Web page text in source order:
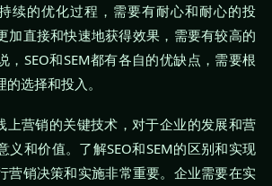
续的优化过程，需要有耐心和耐心的投
加直接和快速地获得效果，需要有较高的
，SEO和SEM都有各自的优缺点，需要根
选择和投入。
上营销的关键技术，对于企业的发展和营
义和价值。了解SEO和SEM的区别和实现
营销决策和实施非常重要。企业需要在实